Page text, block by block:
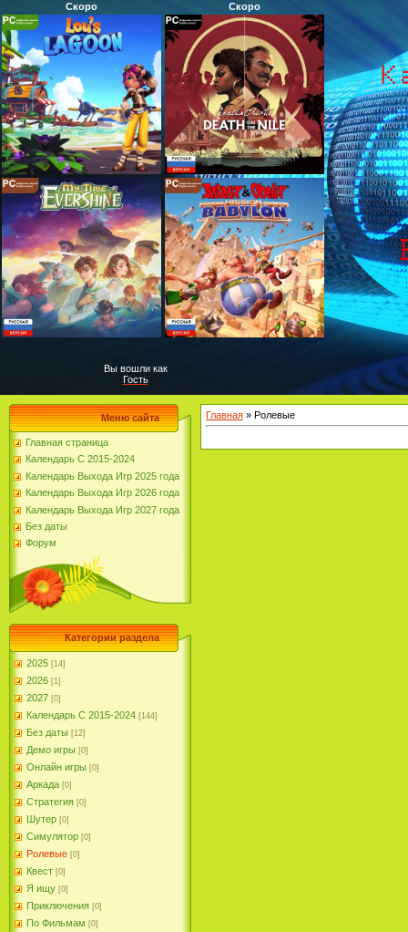
Скоро Скоро
Вы вошли как
Гость
Меню сайта
Главная страница
Календарь С 2015-2024
Календарь Выхода Игр 2025 года
Календарь Выхода Игр 2026 года
Календарь Выхода Игр 2027 года
Без даты
Форум
Категории раздела
2025 [14]
2026 [1]
2027 [0]
Календарь С 2015-2024 [144]
Без даты [12]
Демо игры [0]
Онлайн игры [0]
Аркада [0]
Стратегия [0]
Шутер [0]
Симулятор [0]
Ролевые [0]
Квест [0]
Я ищу [0]
Приключения [0]
По Фильмам [0]
Главная » Ролевые